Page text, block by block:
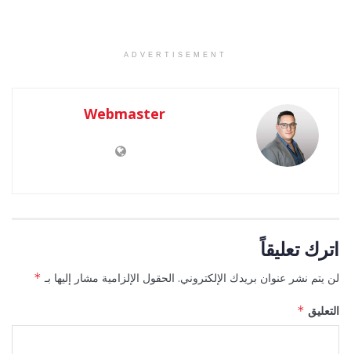
ADVERTISEMENT
Webmaster
اترك تعليقاً
لن يتم نشر عنوان بريدك الإلكتروني. الحقول الإلزامية مشار إليها بـ *
التعليق *